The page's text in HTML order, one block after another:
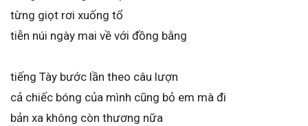
từng giọt rơi xuống tổ
tiễn núi ngày mai về với đồng bằng
tiếng Tày bước lần theo câu lượn
cả chiếc bóng của mình cũng bỏ em mà đi
bản xa không còn thương nữa